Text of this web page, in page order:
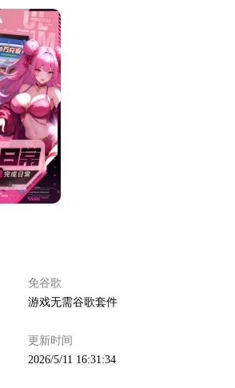
免谷歌
游戏无需谷歌套件
更新时间
2026/5/11 16:31:34